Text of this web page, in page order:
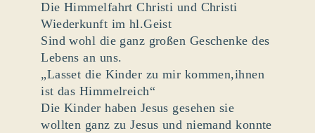
Die Himmelfahrt Christi und Christi
Wiederkunft im hl.Geist
Sind wohl die ganz großen Geschenke des
Lebens an uns.
„Lasset die Kinder zu mir kommen,ihnen
ist das Himmelreich“
Die Kinder haben Jesus gesehen sie
wollten ganz zu Jesus und niemand konnte